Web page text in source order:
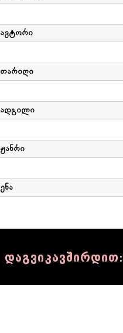
ავტორი
თარიღი
ადგილი
ჟანრი
ენა
დაგვიკავშირდით: